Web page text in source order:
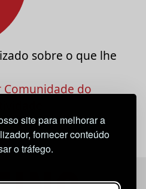
site para melhorar a
fornecer conteúdo
o tráfego.
sobre o que lhe
Comunidade do